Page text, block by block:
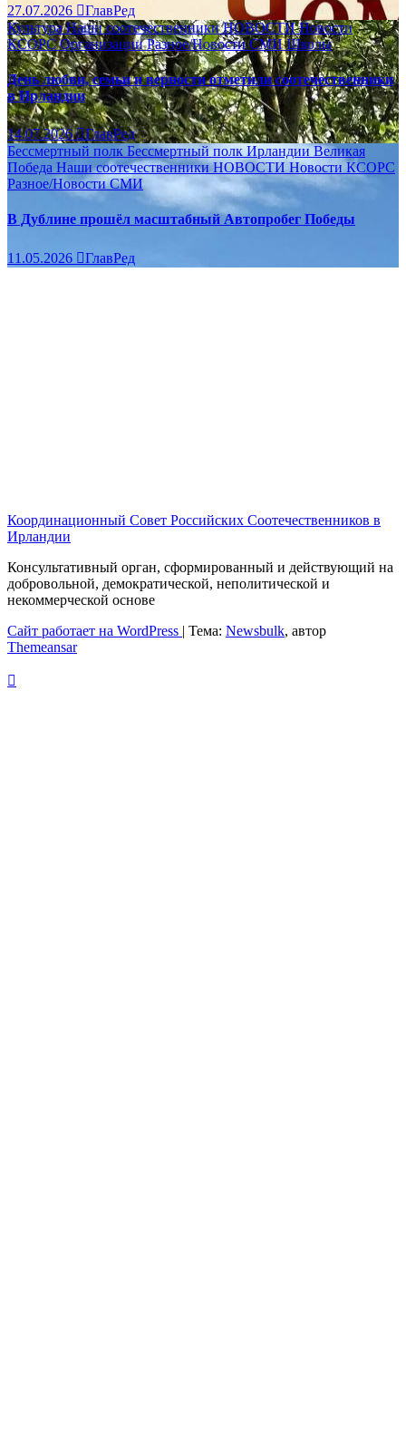
27.07.2026
ГлавРед
КультураНаши соотечественникиНОВОСТИНовости
КСОРСОрганизацииРазное/НовостиСМИШколы
День любви, семьи и верности отметили соотечественники
в Ирландии
14.07.2026 ГлавРед
Бессмертный полк Бессмертный полк ИрландииВеликая
Победа Наши соотечественникиНОВОСТИНовости КСОРС
Разное/НовостиСМИ
В Дублине прошёл масштабный Автопробег Победы
11.05.2026 ГлавРед
Координационный Совет Российских Соотечественников в
Ирландии
Консультативный орган, сформированный и действующий на
добровольной, демократической, неполитической и
некоммерческой основе
Сайт работает на WordPress | Тема: Newsbulk, автор
Themeansar